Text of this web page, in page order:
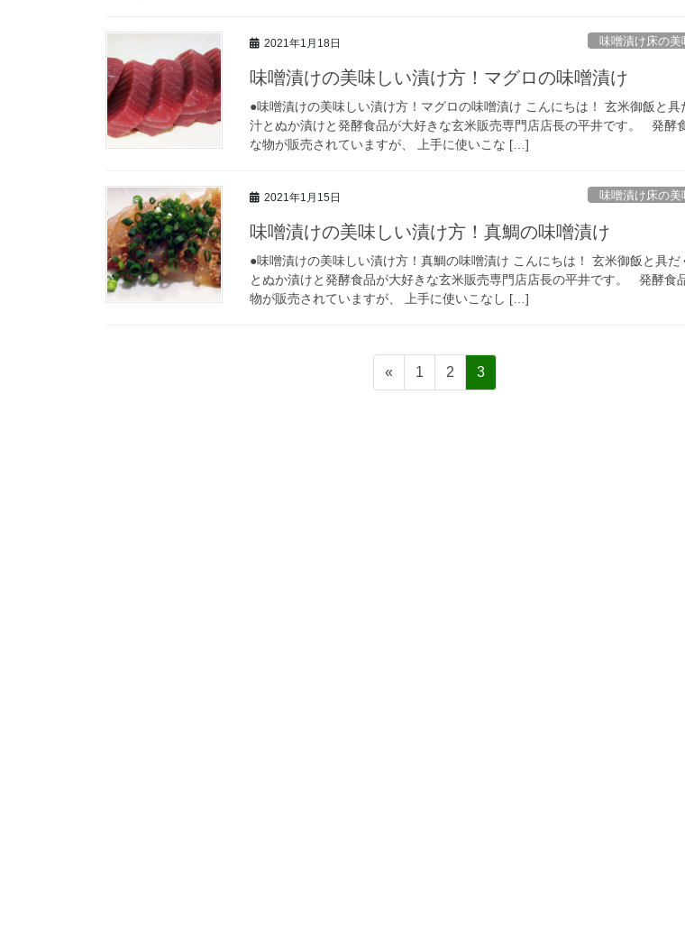
2021年1月18日 味噌漬け床の
味噌漬けの美味しい漬け方！マグロの味噌漬け
●味噌漬けの美味しい漬け方！マグロの味噌漬け こんにちは！ 玄米御飯と具
汁とぬか漬けと発酵食品が大好きな玄米販売専門店店長の平井です。 発酵
な物が販売されていますが、 上手に使いこな […]
2021年1月15日 味噌漬け床の
味噌漬けの美味しい漬け方！真鯛の味噌漬け
●味噌漬けの美味しい漬け方！真鯛の味噌漬け こんにちは！ 玄米御飯と具だ
とぬか漬けと発酵食品が大好きな玄米販売専門店店長の平井です。 発酵食
物が販売されていますが、 上手に使いこなし […]
«
固
定
1
固
定
2
固
定
3